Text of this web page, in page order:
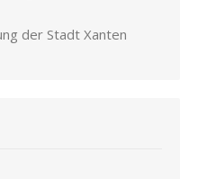
der Stadt Xanten